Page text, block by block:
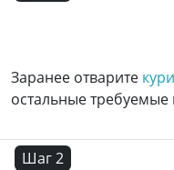
Заранее отварите
остальные требуемые
Шаг 2